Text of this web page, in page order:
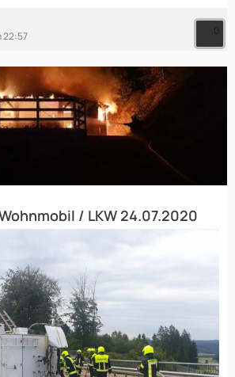
22:57
0
/ LKW 24.07.2020